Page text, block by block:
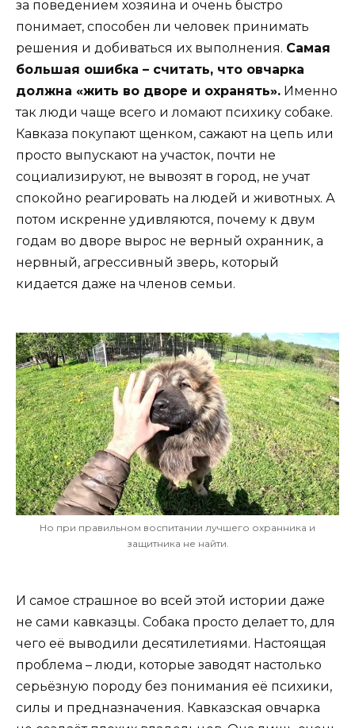
за поведением хозяина и очень быстро
понимает, способен ли человек принимать
решения и добиваться их выполнения. Самая
большая ошибка – считать, что овчарка
должна «жить во дворе и охранять». Именно
так люди чаще всего и ломают психику собаке.
Кавказа покупают щенком, сажают на цепь или
просто выпускают на участок, почти не
социализируют, не вывозят в город, не учат
спокойно реагировать на людей и животных. А
потом искренне удивляются, почему к двум
годам во дворе вырос не верный охранник, а
нервный, агрессивный зверь, который
кидается даже на членов семьи.
Но при правильном воспитании лучшего охранника и
защитника не найти.
И самое страшное во всей этой истории даже
не сами кавказцы. Собака просто делает то, для
чего её выводили десятилетиями. Настоящая
проблема – люди, которые заводят настолько
серьёзную породу без понимания её психики,
силы и предназначения. Кавказская овчарка